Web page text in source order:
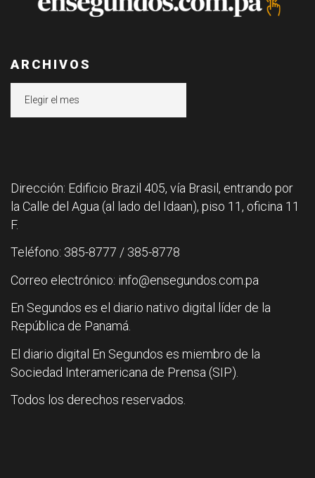
ARCHIVOS
Dirección: Edificio Brazil 405, vía Brasil, entrando por
la Calle del Agua (al lado del Idaan), piso 11, oficina 11
F.
Teléfono: 385-8777 / 385-8778
Correo electrónico: info@ensegundos.com.pa
En Segundos es el diario nativo digital líder de la
República de Panamá.
El diario digital En Segundos es miembro de la
Sociedad Interamericana de Prensa (SIP).
Todos los derechos reservados.